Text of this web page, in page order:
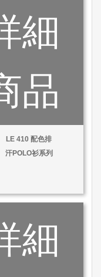
細
品
LE 410 配色排
汗POLO衫系列
細